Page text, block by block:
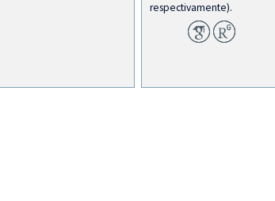
respectivamente).